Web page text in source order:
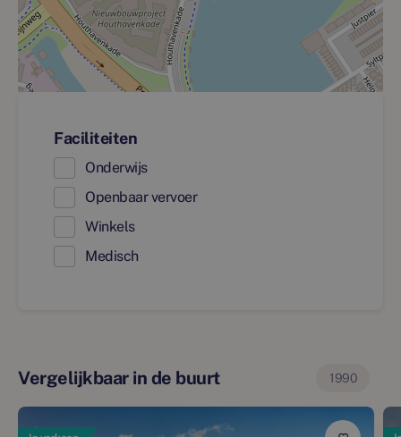
Faciliteiten
Onderwijs
Openbaar vervoer
Winkels
Medisch
Vergelijkbaar in de buurt 1990